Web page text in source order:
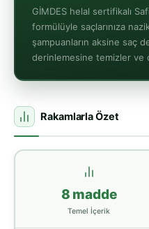
GİMDES helal sertifikalı
formülüyle saçlarınıza
şampuanların aksine saç
derinlemesine temizler ve
Rakamlarla Özet
8 madde
Temel İçerik